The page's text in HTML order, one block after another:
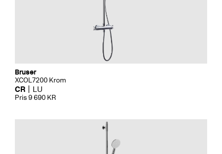
Bruser
XCOL7200 Krom
CR LU
Pris 9 690 KR